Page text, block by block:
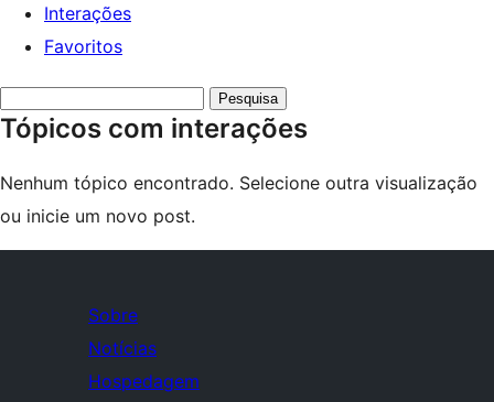
Interações
Favoritos
tópicos:
Tópicos com interações
Nenhum tópico encontrado. Selecione outra visualização
ou inicie um novo post.
Sobre
Notícias
Hospedagem